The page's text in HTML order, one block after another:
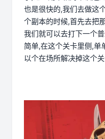
也是很快的,我们去做这
个副本的时候,首先去把
我们就可以去打下一个
简单,在这个关卡里侧,单
以个在场所解决掉这个